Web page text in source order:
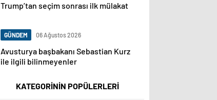
Trump’tan seçim sonrası ilk mülakat
GÜNDEM 06 Ağustos 2026
Avusturya başbakanı Sebastian Kurz
ile ilgili bilinmeyenler
KATEGORİNİN POPÜLERLERİ